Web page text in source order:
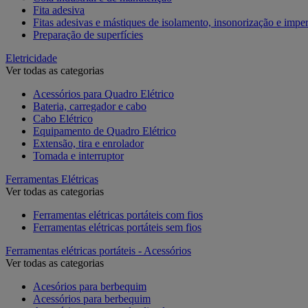
Fita adesiva
Fitas adesivas e mástiques de isolamento, insonorização e
Preparação de superfícies
Eletricidade
Ver todas as categorias
Acessórios para Quadro Elétrico
Bateria, carregador e cabo
Cabo Elétrico
Equipamento de Quadro Elétrico
Extensão, tira e enrolador
Tomada e interruptor
Ferramentas Elétricas
Ver todas as categorias
Ferramentas elétricas portáteis com fios
Ferramentas elétricas portáteis sem fios
Ferramentas elétricas portáteis - Acessórios
Ver todas as categorias
Acesórios para berbequim
Acessórios para berbequim